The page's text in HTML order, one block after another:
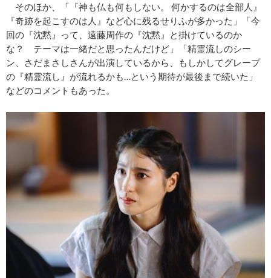
そのほか、「『神も仏も何もしない。 何かするのは全部人』
『奇跡を起こすのは人』など心に残るせりふが多かった」「今
回の『沈黙』って、遠藤周作の『沈黙』と掛けているのか
な？ テーマは一緒だと思ったんだけど」「精霊流しのシー
ン、さだまさしさんが出演しているから、もしかしてグレープ
の『精霊流し』が流れるかも…という期待が最後まで続いた」
などのコメントもあった。